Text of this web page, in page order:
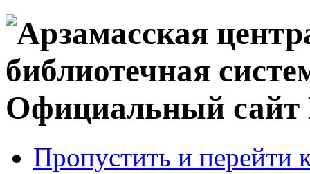
Официальный
Пропустить и перейти